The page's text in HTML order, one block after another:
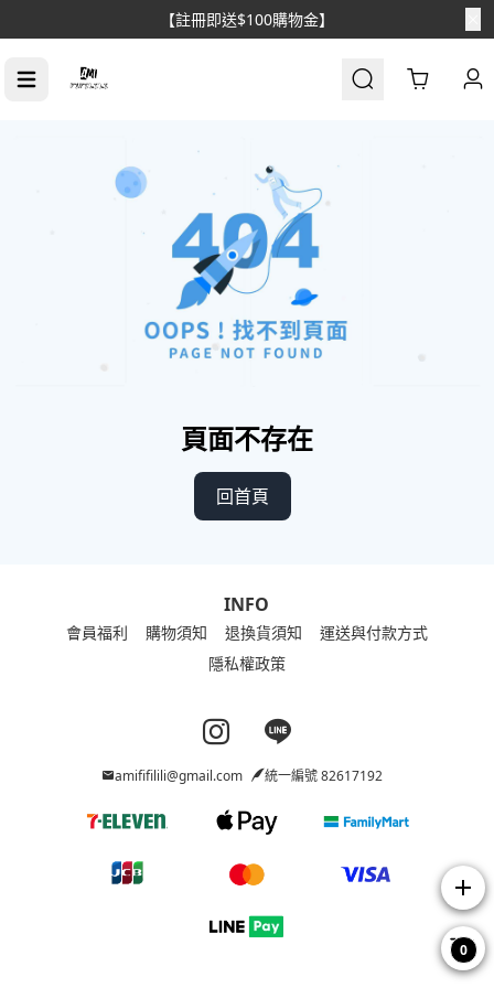
【註冊即送$100購物金】
Cart
頁面不存在
回首頁
INFO
會員福利 購物須知 退換貨須知
運送與付款方式
隱私權政策
Instagram page
Line page
amififilili@gmail.com 統一編號 82617192
add
0